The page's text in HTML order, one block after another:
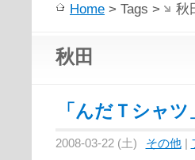
Home > Tags > 秋
秋田
「んだＴシャ
2008-03-22 (土) その他|